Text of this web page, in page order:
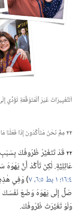
اَلتَّغْيِيرَاتُ غَيْرُ ٱلْمُتَوَقَّعَةِ تُؤَدِّي إِلَى
٢٢مِمَّ نَحْنُ مُتَأَكِّدُونَ إِذَا فَعَلْنَا
٢٢ قَدْ تَتَغَيَّرُ ظُرُوفُكَ
عَائِلِيَّةٍ.‏ لٰكِنْ تَأَكَّدْ أَنَّ
٤:‏١٦؛‏
‏)‏ وَفِي
صَلِّ إِلَى يَهْوَهَ وَضَعْ نَفْسَكَ
وَلَوْ تَغَيَّرَتْ ظُرُوفُكَ.‏